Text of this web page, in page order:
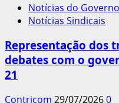
Notícias do Governo
Notícias Sindicais
Representação dos
debates com o
21
Contricom 29/07/20260